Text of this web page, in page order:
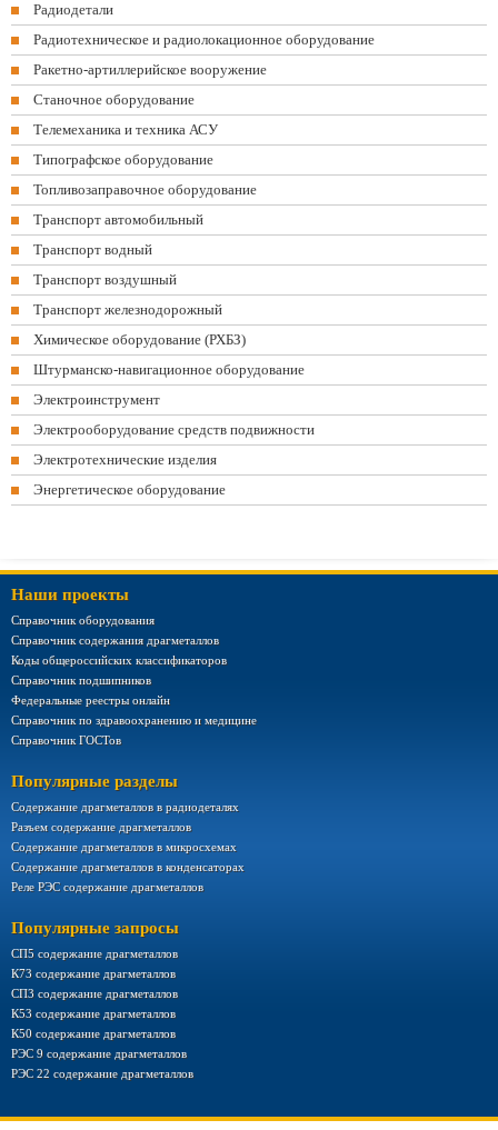
Радиодетали
Радиотехническое и радиолокационное оборудование
Ракетно-артиллерийское вооружение
Станочное оборудование
Телемеханика и техника АСУ
Типографское оборудование
Топливозаправочное оборудование
Транспорт автомобильный
Транспорт водный
Транспорт воздушный
Транспорт железнодорожный
Химическое оборудование (РХБЗ)
Штурманско-навигационное оборудование
Электроинструмент
Электрооборудование средств подвижности
Электротехнические изделия
Энергетическое оборудование
Наши проекты
Справочник оборудования
Справочник содержания драгметаллов
Коды общероссийских классификаторов
Справочник подшипников
Федеральные реестры онлайн
Справочник по здравоохранению и медицине
Справочник ГОСТов
Популярные разделы
Содержание драгметаллов в радиодеталях
Разъем содержание драгметаллов
Содержание драгметаллов в микросхемах
Содержание драгметаллов в конденсаторах
Реле РЭС содержание драгметаллов
Популярные запросы
СП5 содержание драгметаллов
К73 содержание драгметаллов
СП3 содержание драгметаллов
К53 содержание драгметаллов
К50 содержание драгметаллов
РЭС 9 содержание драгметаллов
РЭС 22 содержание драгметаллов